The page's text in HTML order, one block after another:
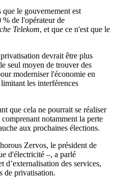
le gouvernement est
% de l'opérateur de
Telekom, et que ce n'est que le
devrait être plus
seul moyen de trouver des
moderniser l'économie en
les interférences
que cela ne pourrait se réaliser
notamment la perte
aux prochaines élections.
Zervos, le président de
d'électricité –, a parlé
d’externalisation des services,
de privatisation.